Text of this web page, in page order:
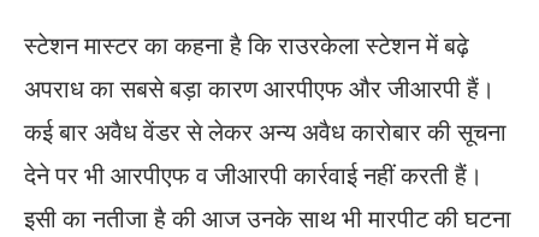
स्टेशन मास्टर का कहना है कि राउरकेला स्टेशन में बढ़े
अपराध का सबसे बड़ा कारण आरपीएफ और जीआरपी हैं।
कई बार अवैध वेंडर से लेकर अन्य अवैध कारोबार की सूचना
देने पर भी आरपीएफ व जीआरपी कार्रवाई नहीं करती हैं।
इसी का नतीजा है की आज उनके साथ भी मारपीट की घटना